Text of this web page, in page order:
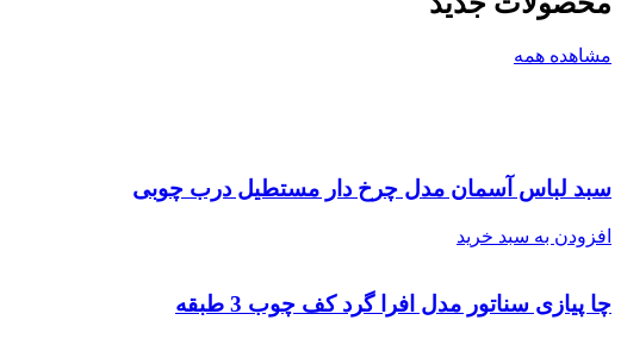
مشاهده همه
سبد لباس آسمان مدل چرخ دار مستطیل درب چوبی
افزودن به سبد خرید
چا پیازی سناتور مدل افرا گرد کف چوب 3 طبقه